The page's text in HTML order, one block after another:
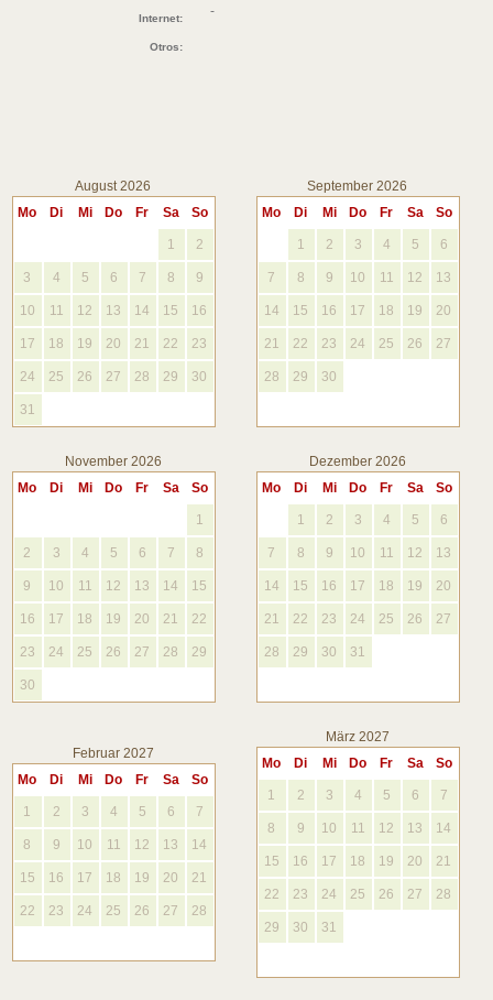
-
Internet:
Otros:
August 2026
Mo
Di Mi Do Fr Sa So
1 2
3 4 5 6 7 8 9
10 11 12 13 14 15 16
17 18 19 20 21 22 23
24 25 26 27 28 29 30
31
September 2026
Mo
Di Mi Do Fr Sa So
1 2 3 4 5 6
7 8 9 10 11 12 13
14 15 16 17 18 19 20
21 22 23 24 25 26 27
28 29 30
November 2026
Mo
Di Mi Do Fr Sa So
1
2 3 4 5 6 7 8
9 10 11 12 13 14 15
16 17 18 19 20 21 22
23 24 25 26 27 28 29
30
Dezember 2026
Mo
Di Mi Do Fr Sa So
1 2 3 4 5 6
7 8 9 10 11 12 13
14 15 16 17 18 19 20
21 22 23 24 25 26 27
28 29 30 31
Februar 2027
Mo
Di Mi Do Fr Sa So
1 2 3 4 5 6 7
8 9 10 11 12 13 14
15 16 17 18 19 20 21
22 23 24 25 26 27 28
März 2027
Mo
Di Mi Do Fr Sa So
1 2 3 4 5 6 7
8 9 10 11 12 13 14
15 16 17 18 19 20 21
22 23 24 25 26 27 28
29 30 31